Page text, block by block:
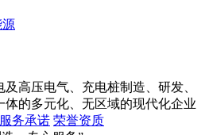
高压电气、充电桩制造、研发、
体的多元化、无区域的现代化企业
服务承诺 荣誉资质